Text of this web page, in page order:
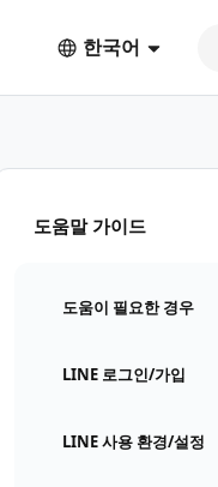
한국어
도움말 가이드
도움이 필요한 경우
LINE 로그인/가입
LINE 사용 환경/설정